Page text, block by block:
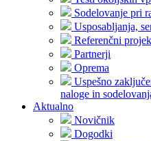
Sodelovanje pri
Usposabljanja,
Referenčni
Partnerji
Oprema
Uspešno
naloge in
Aktualno
Novičnik
Dogodki